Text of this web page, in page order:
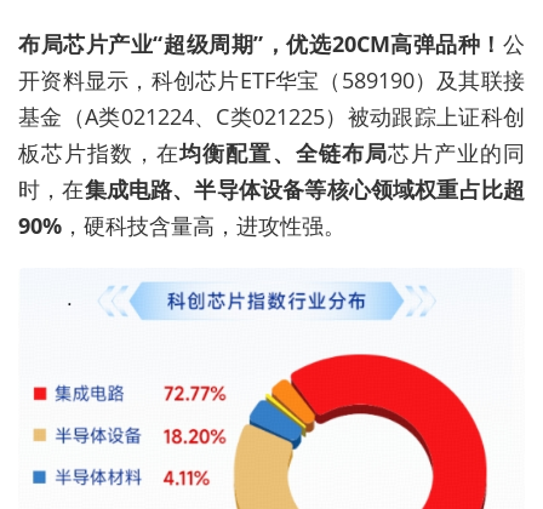
布局芯片产业“超级周期”，优选20CM高弹品种！ 公
开资料显示，科创芯片ETF华宝（589190）及其联接
基金（A类021224、C类021225）被动跟踪上证科创
板芯片指数，在均衡配置、全链布局芯片产业的同
时，在集成电路、半导体设备等核心领域权重占比超
90% ，硬科技含量高，进攻性强。